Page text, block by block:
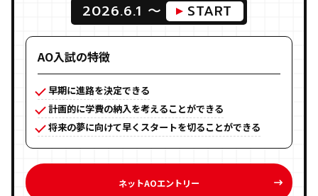
2026.6.1 〜 START
AO入試の特徴
早期に進路を決定できる
計画的に学費の納入を考えることができる
将来の夢に向けて早くスタートを切ることができる
ネットAOエントリー